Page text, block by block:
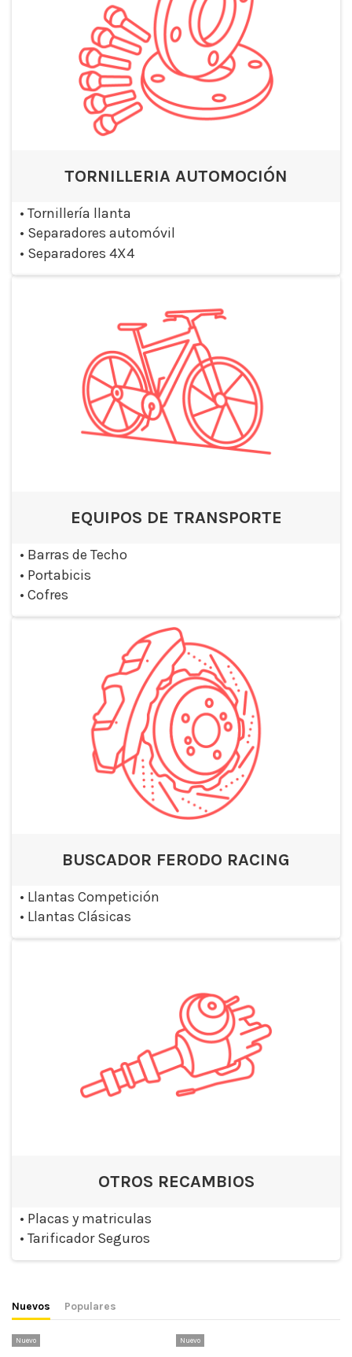
TORNILLERIA AUTOMOCIÓN
• Tornillería llanta
• Separadores automóvil
• Separadores 4X4
EQUIPOS DE TRANSPORTE
• Barras de Techo
• Portabicis
• Cofres
BUSCADOR FERODO RACING
• Llantas Competición
• Llantas Clásicas
OTROS RECAMBIOS
• Placas y matriculas
• Tarificador Seguros
Nuevos Populares
Nuevo Nuevo